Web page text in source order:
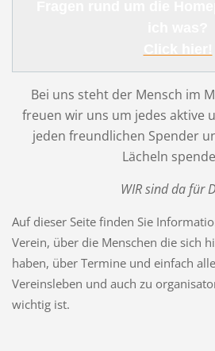
Bei uns steht der Mensch im
freuen wir uns um jedes aktive
jeden freundlichen Spender
Lächeln
WIR sind da für
Auf dieser Seite finden Sie
Verein, über die Menschen die sich
haben, über Termine und einfach
Vereinsleben und auch zu
wichtig ist.